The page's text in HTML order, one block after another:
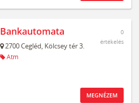
Bankautomata
2700Cegléd, Kölcsey tér 3.
Atm
0
értékelés
MEGNÉZEM